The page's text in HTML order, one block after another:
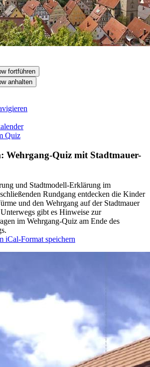
fortführen
anhalten
Quiz
Wehrgang-Quiz mit Stadtmauer-
und Stadtmodell-Erklärung im
Rundgang entdecken die Kinder
und den Wehrgang auf der Stadtmauer
gibt es Hinweise zur
im Wehrgang-Quiz am Ende des
iCal-Format speichern